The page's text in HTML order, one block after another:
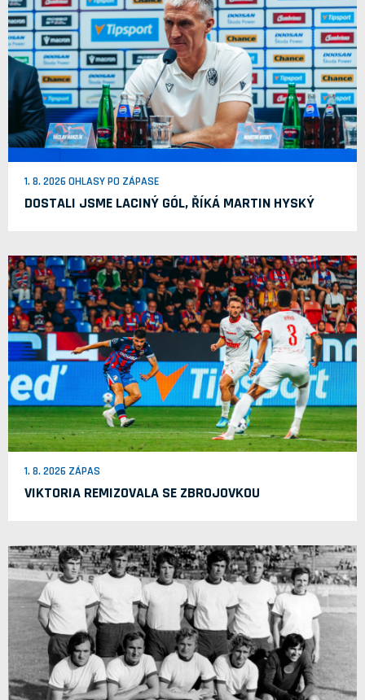
1. 8. 2026 OHLASY PO ZÁPASE
DOSTALI JSME LACINÝ GÓL, ŘÍKÁ MARTIN HYSKÝ
1. 8. 2026 ZÁPAS
VIKTORIA REMIZOVALA SE ZBROJOVKOU